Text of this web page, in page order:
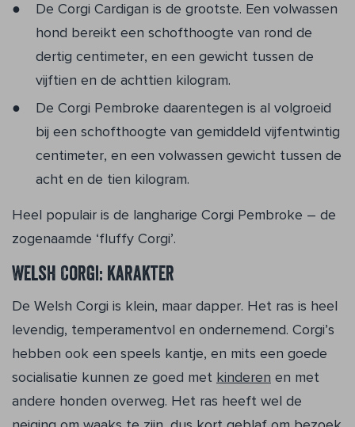
De Corgi Cardigan is de grootste. Een volwassen
hond bereikt een schofthoogte van rond de
dertig centimeter, en een gewicht tussen de
vijftien en de achttien kilogram.
De Corgi Pembroke daarentegen is al volgroeid
bij een schofthoogte van gemiddeld vijfentwintig
centimeter, en een volwassen gewicht tussen de
acht en de tien kilogram.
Heel populair is de langharige Corgi Pembroke – de
zogenaamde ‘fluffy Corgi’.
Welsh Corgi: karakter
De Welsh Corgi is klein, maar dapper. Het ras is heel
levendig, temperamentvol en ondernemend. Corgi’s
hebben ook een speels kantje, en mits een goede
socialisatie kunnen ze goed met kinderen en met
andere honden overweg. Het ras heeft wel de